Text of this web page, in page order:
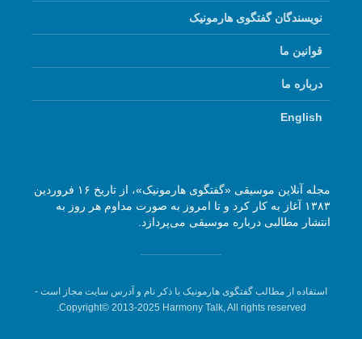
نویسندگان گفتگوی هارمونیک
قوانین ما
درباره ما
English
مجله آنلاین موسیقی «گفتگوی هارمونیک»، از تاریخ ۱۶ فروردین
۱۳۸۳ آغاز به کار کرد و تا امروز به صورت مداوم هر روز به
انتشار مطالبی درباره موسیقی می‌پردازد.
استفاده از مطالب گفتگوی هارمونیک با ذکر نام و آدرس سایت مجاز است -
Copyright© 2013-2025 Harmony Talk, All rights reserved.